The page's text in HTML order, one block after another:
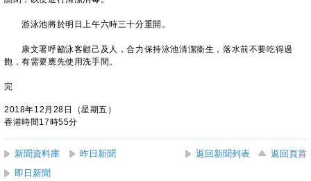
游泳池將於明日上午六時三十分重開。
康文署呼籲泳客顧己及人，合力保持泳池清潔衞生，落水前不要吃得過
飽，有需要應先使用洗手間。
完
2018年12月28日（星期五）
香港時間17時55分
新聞資料庫 昨日新聞 返回新聞列表
返回頁首
即日新聞